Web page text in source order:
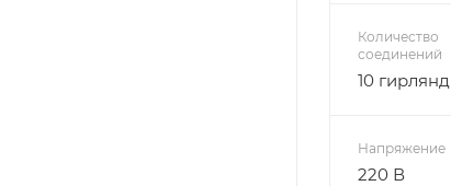
Количество
соединений
10 гирлянд
Напряжение
220 В